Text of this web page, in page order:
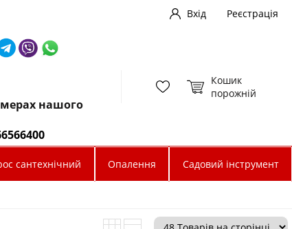
Вхід
Реєстрація
нашого
Кошик
порожній
сантехнічний Опалення Садовий інструмент